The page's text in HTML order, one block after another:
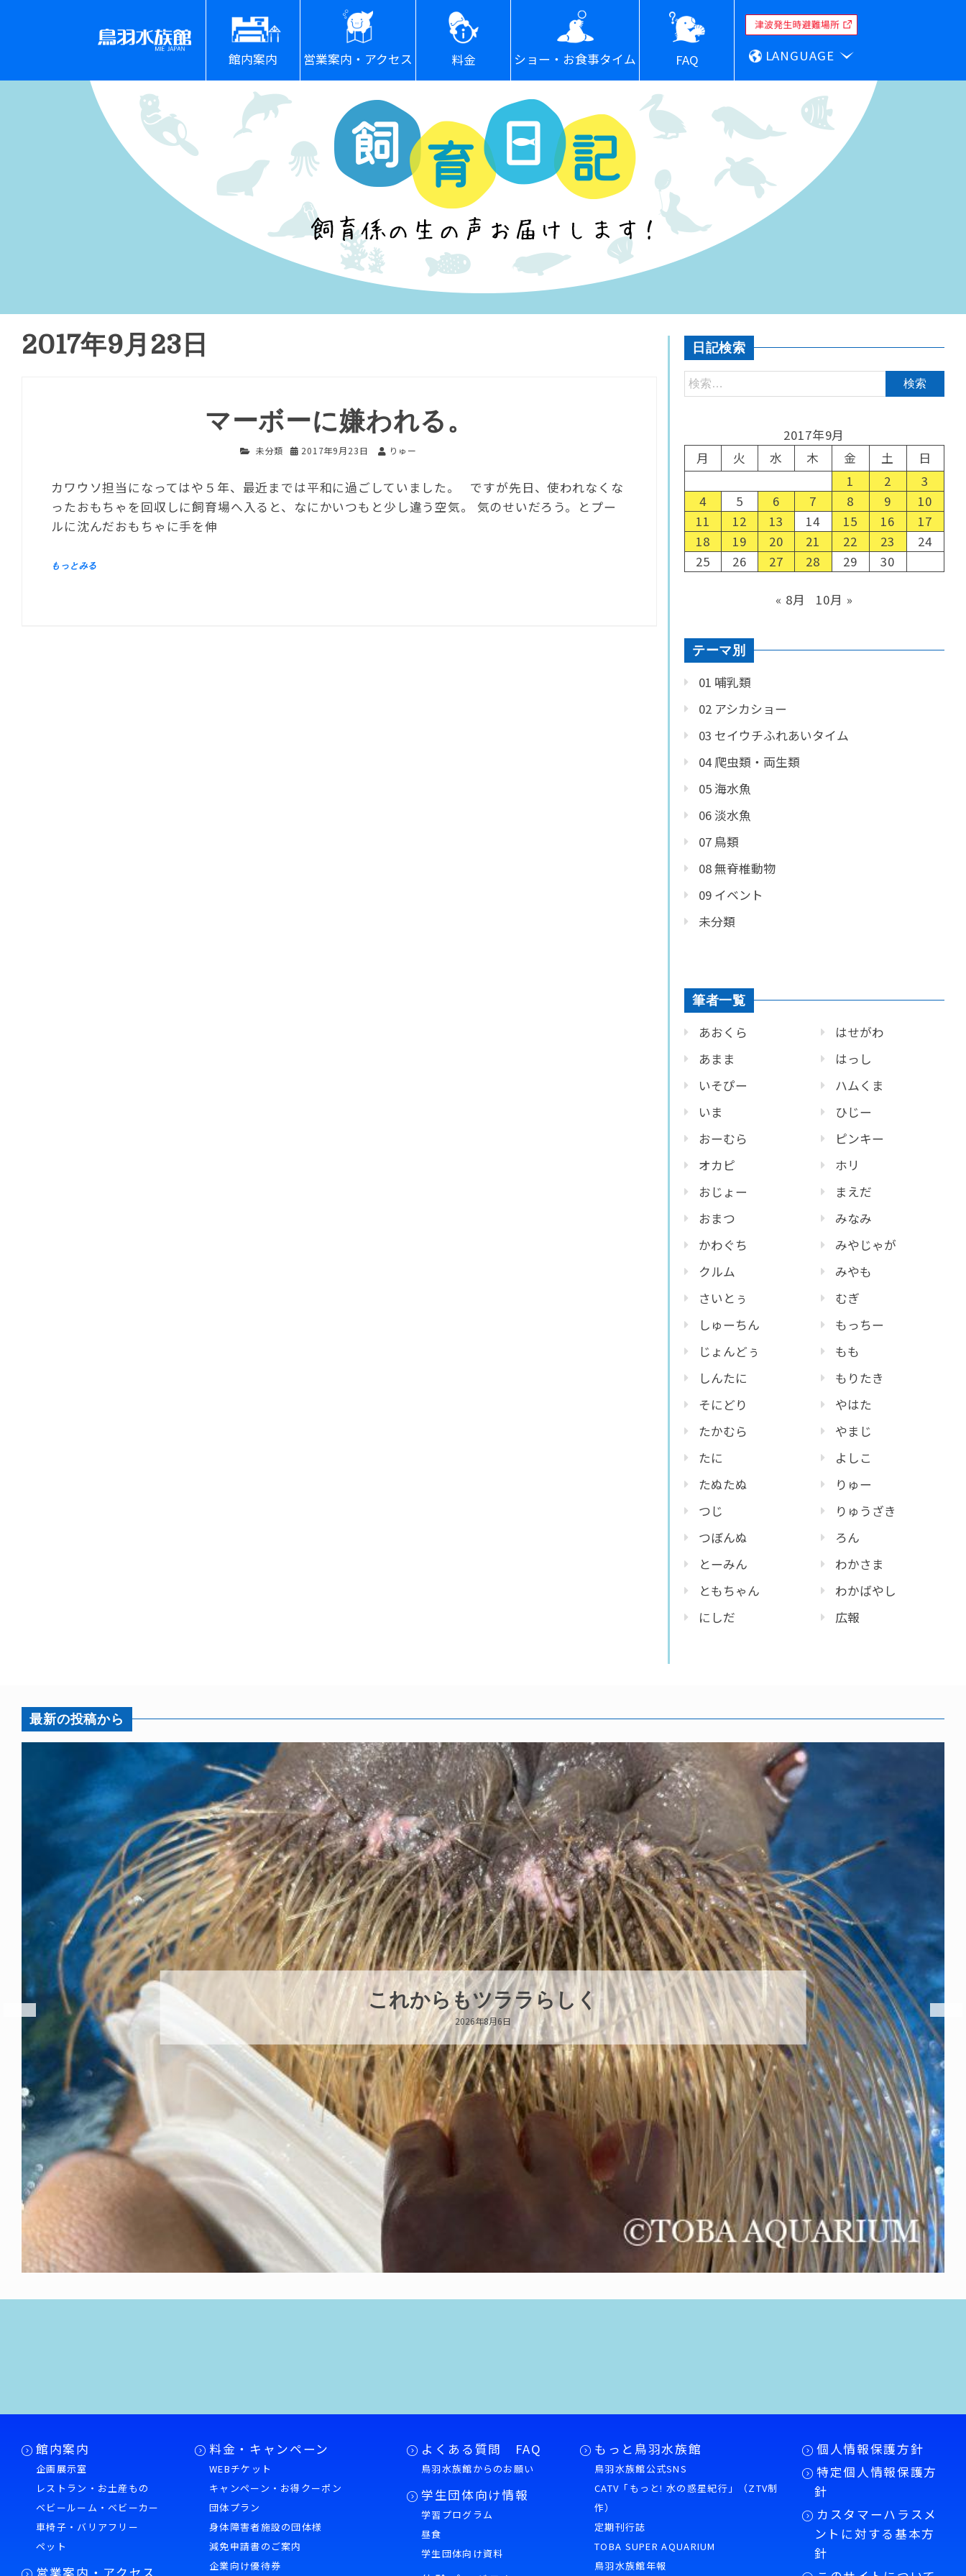
館内案内 営業案内・アクセス 料金 ショー・お食事タイム FAQ LANGUAGE
2017年9月23日
マーボーに嫌われる。
未分類 2017年9月23日 りゅー
カワウソ担当になってはや５年、最近までは平和に過ごしていました。 ですが先日、使われなくな
ったおもちゃを回収しに飼育場へ入ると、なにかいつもと少し違う空気。 気のせいだろう。とプー
ルに沈んだおもちゃに手を伸
日記検索
2017年9月
月
火 水 木 金 土
日
1
2
3
4
5 6 7 8 9
10
11
12 13 14 15 16
17
18
19 20 21 22 23
24
25
26 27 28 29 30
« 8月 10月 »
テーマ別
01 哺乳類
02 アシカショー
03 セイウチふれあいタイム
04 爬虫類・両生類
05 海水魚
06 淡水魚
07 鳥類
08 無脊椎動物
09 イベント
未分類
筆者一覧
あおくら
あまま
いそぴー
いま
おーむら
オカピ
おじょー
おまつ
かわぐち
クルム
さいとぅ
しゅーちん
じょんどぅ
しんたに
そにどり
たかむら
たに
たぬたぬ
つじ
つぼんぬ
とーみん
ともちゃん
にしだ
はせがわ
はっし
ハムくま
ひじー
ピンキー
ホリ
まえだ
みなみ
みやじゃが
みやも
むぎ
もっちー
もも
もりたき
やはた
やまじ
よしこ
りゅー
りゅうざき
ろん
わかさま
わかばやし
広報
最新の投稿から
ハロー’s Birthday!!!
2026年8月6日
館内案内
企画展示室
レストラン・お土産もの
ベビールーム・ベビーカー
車椅子・バリアフリー
ペット
営業案内・アクセス
料金・キャンペーン
WEBチケット
キャンペーン・お得クーポン
団体プラン
身体障害者施設の団体様
減免申請書のご案内
企業向け優待券
よくある質問 FAQ
鳥羽水族館からのお願い
学生団体向け情報
学習プログラム
昼食
学生団体向け資料
もっと鳥羽水族館
鳥羽水族館公式SNS
CATV「もっと! 水の惑星紀行」（ZTV制
作）
定期刊行誌
TOBA SUPER AQUARIUM
鳥羽水族館年報
個人情報保護方針
特定個人情報保護方
針
カスタマーハラスメ
ントに対する基本方
針